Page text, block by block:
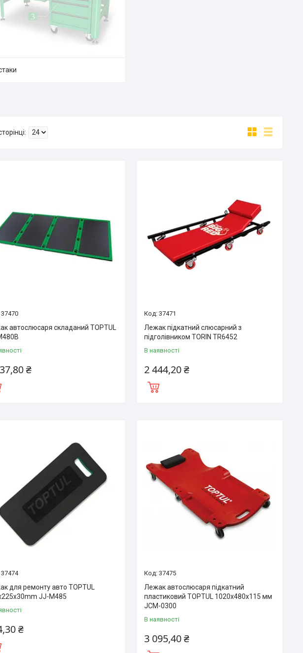
37470
автослюсаря складаний TOPTUL
₴
37471
Лежак підкатний слюсарний з
підголівником TORIN TR6452
В наявності
2 444,20 ₴
37474
для ремонту авто TOPTUL
JJ-M485
₴
37475
Лежак автослюсаря підкатний
пластиковий TOPTUL 1020x480x115 мм
JCM-0300
В наявності
3 095,40 ₴